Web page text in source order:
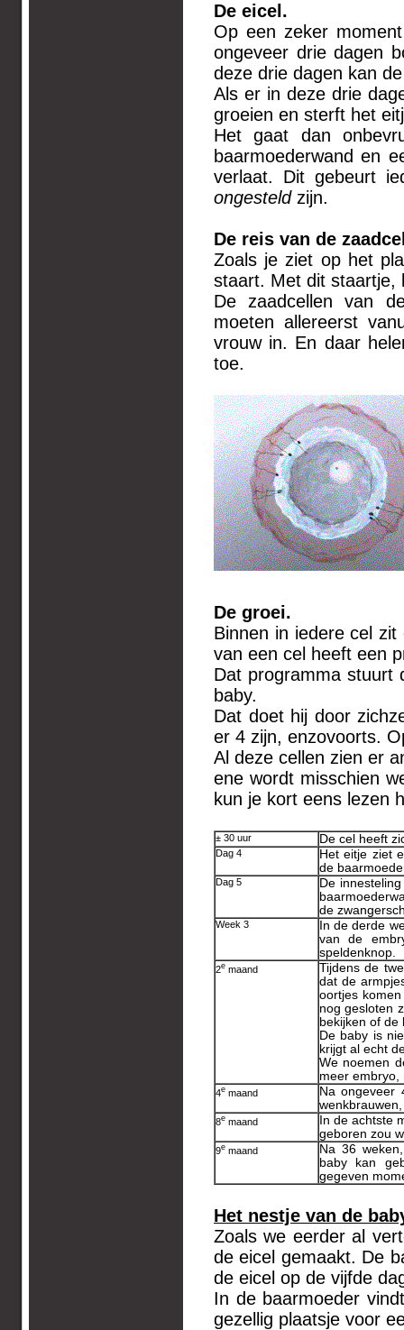
De eicel.
Op een zeker
ongeveer drie dagen
deze drie dagen kan
Als er in deze drie
groeien en sterft het
Het gaat dan
baarmoederwand en
verlaat. Dit gebeurt
ongesteld zijn.
De reis
Zoals je ziet op het
staart. Met dit staartje,
De zaadcellen van
moeten allereerst
vrouw in. En daar
toe.
De groei.
Binnen in iedere cel
van een cel heeft een
Dat programma stuurt
baby.
Dat doet hij door
er 4 zijn, enzovoorts.
Al deze cellen zien er
ene wordt misschien
kun je kort eens lezen
± 30 uur De cel heeft
Dag 4
Het eitje ziet
de
Dag 5
De
de
Week 3
In de derde
van de
speldenknop.
2e maand
Tijdens de
dat de
oortjes
nog gesloten
bekijken of de
De baby is
krijgt al echt
We noemen
meer
4e maand
Na ongeveer
8e maand
In de achtste
geboren zou
9e maand
Na 36
baby kan
gegeven
Het nestje van de
Zoals we eerder al
de eicel gemaakt. De
de eicel op de vijfde
In de baarmoeder
gezellig plaatsje voor